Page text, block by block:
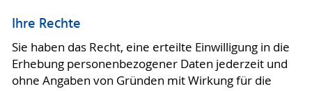
Ihre Rechte
Sie haben das Recht, eine erteilte Einwilligung in die
Erhebung personenbezogener Daten jederzeit und
ohne Angaben von Gründen mit Wirkung für die